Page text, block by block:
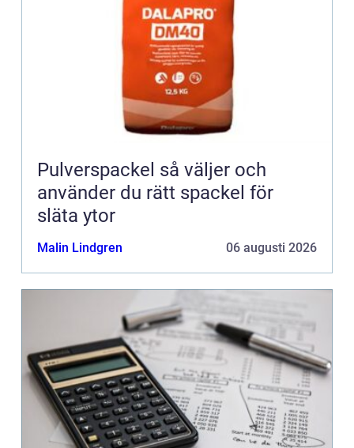
Pulverspackel så väljer och
använder du rätt spackel för
släta ytor
Malin Lindgren 06 augusti 2026